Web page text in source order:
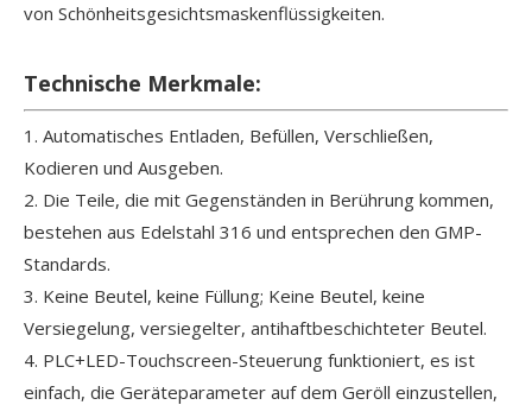
von Schönheitsgesichtsmaskenflüssigkeiten.
Technische Merkmale:
1. Automatisches Entladen, Befüllen, Verschließen,
Kodieren und Ausgeben.
2. Die Teile, die mit Gegenständen in Berührung kommen,
bestehen aus Edelstahl 316 und entsprechen den GMP-
Standards.
3. Keine Beutel, keine Füllung; Keine Beutel, keine
Versiegelung, versiegelter, antihaftbeschichteter Beutel.
4. PLC+LED-Touchscreen-Steuerung funktioniert, es ist
einfach, die Geräteparameter auf dem Geröll einzustellen,